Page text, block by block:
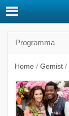
Programma
Home / Gemist /